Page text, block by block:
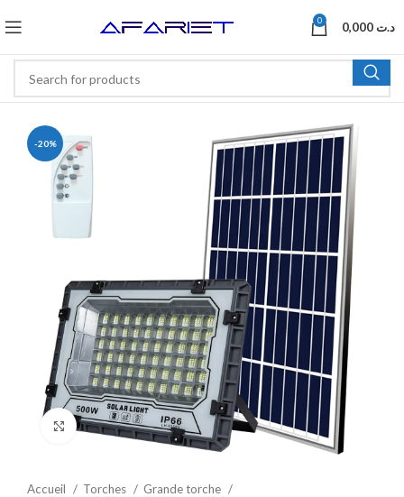
0 د.ت
-20%
Click to enlarge
Accueil Torches
Grande torche